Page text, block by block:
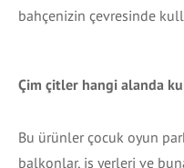
bahçenizin çevresinde
Çim çitler hangi alanda
Bu ürünler çocuk oyun
balkonlar, iş yerleri ve